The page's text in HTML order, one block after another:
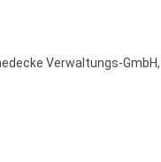
Verwaltungs-